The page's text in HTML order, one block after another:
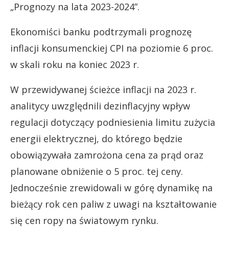
„Prognozy na lata 2023-2024”.
Ekonomiści banku podtrzymali prognozę
inflacji konsumenckiej CPI na poziomie 6 proc.
w skali roku na koniec 2023 r.
W przewidywanej ścieżce inflacji na 2023 r.
analitycy uwzględnili dezinflacyjny wpływ
regulacji dotyczący podniesienia limitu zużycia
energii elektrycznej, do którego będzie
obowiązywała zamrożona cena za prąd oraz
planowane obniżenie o 5 proc. tej ceny.
Jednocześnie zrewidowali w górę dynamikę na
bieżący rok cen paliw z uwagi na kształtowanie
się cen ropy na światowym rynku.